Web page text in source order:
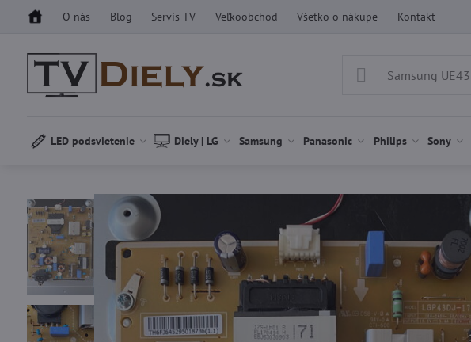
O nás Blog Servis TV Veľkoobchod Všetko o nákupe Kontakt
LED podsvietenie Diely | LG Samsung Panasonic Philips Sony